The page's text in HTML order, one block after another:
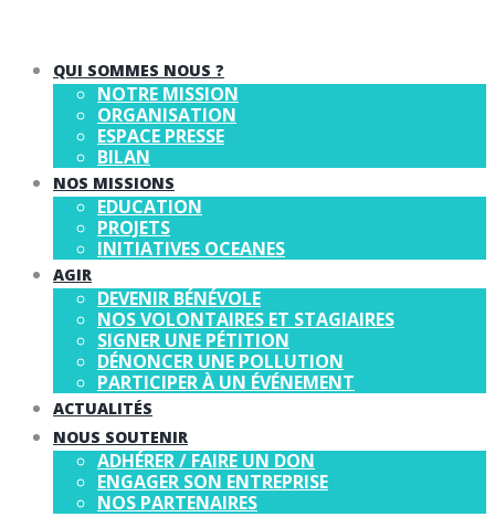
QUI SOMMES NOUS ?
NOTRE MISSION
ORGANISATION
ESPACE PRESSE
BILAN
NOS MISSIONS
EDUCATION
PROJETS
INITIATIVES OCEANES
AGIR
DEVENIR BÉNÉVOLE
NOS VOLONTAIRES ET STAGIAIRES
SIGNER UNE PÉTITION
DÉNONCER UNE POLLUTION
PARTICIPER À UN ÉVÉNEMENT
ACTUALITÉS
NOUS SOUTENIR
ADHÉRER / FAIRE UN DON
ENGAGER SON ENTREPRISE
NOS PARTENAIRES